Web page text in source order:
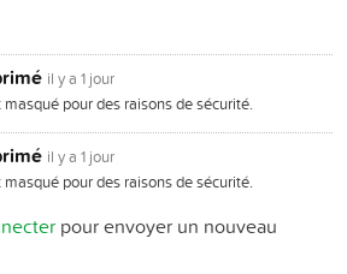
il y a 1 jour
pour des raisons de sécurité.
il y a 1 jour
pour des raisons de sécurité.
pour envoyer un nouveau